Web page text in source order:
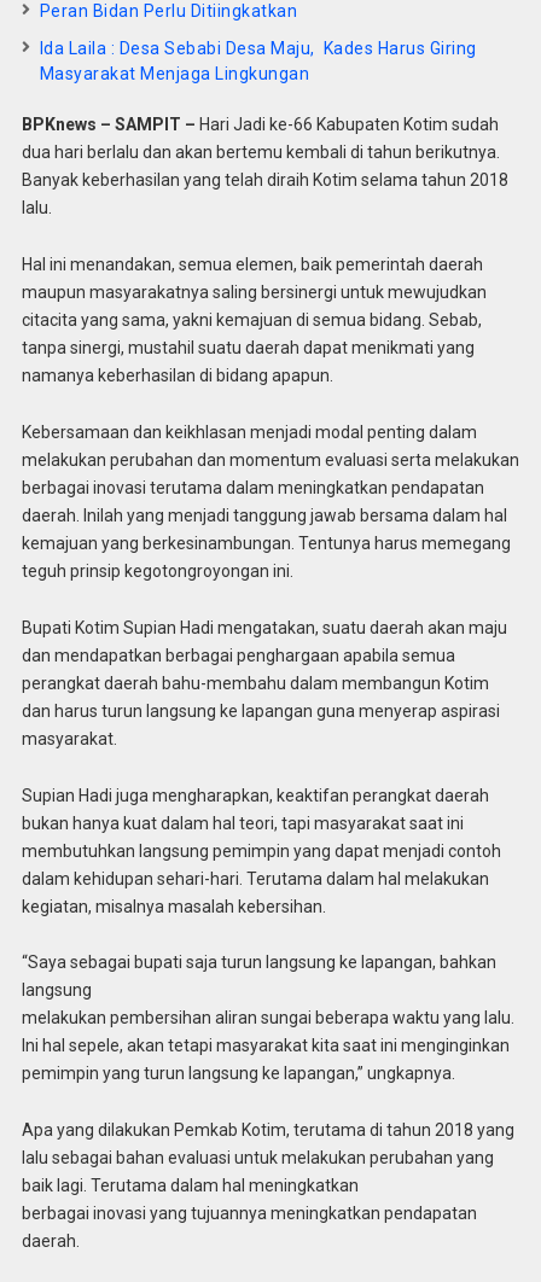
Peran Bidan Perlu Ditiingkatkan
Ida Laila : Desa Sebabi Desa Maju, Kades Harus Giring
Masyarakat Menjaga Lingkungan
BPKnews – SAMPIT – Hari Jadi ke-66 Kabupaten Kotim sudah
dua hari berlalu dan akan bertemu kembali di tahun berikutnya.
Banyak keberhasilan yang telah diraih Kotim selama tahun 2018
lalu.
Hal ini menandakan, semua elemen, baik pemerintah daerah
maupun masyarakatnya saling bersinergi untuk mewujudkan
citacita yang sama, yakni kemajuan di semua bidang. Sebab,
tanpa sinergi, mustahil suatu daerah dapat menikmati yang
namanya keberhasilan di bidang apapun.
Kebersamaan dan keikhlasan menjadi modal penting dalam
melakukan perubahan dan momentum evaluasi serta melakukan
berbagai inovasi terutama dalam meningkatkan pendapatan
daerah. Inilah yang menjadi tanggung jawab bersama dalam hal
kemajuan yang berkesinambungan. Tentunya harus memegang
teguh prinsip kegotongroyongan ini.
Bupati Kotim Supian Hadi mengatakan, suatu daerah akan maju
dan mendapatkan berbagai penghargaan apabila semua
perangkat daerah bahu-membahu dalam membangun Kotim
dan harus turun langsung ke lapangan guna menyerap aspirasi
masyarakat.
Supian Hadi juga mengharapkan, keaktifan perangkat daerah
bukan hanya kuat dalam hal teori, tapi masyarakat saat ini
membutuhkan langsung pemimpin yang dapat menjadi contoh
dalam kehidupan sehari-hari. Terutama dalam hal melakukan
kegiatan, misalnya masalah kebersihan.
“Saya sebagai bupati saja turun langsung ke lapangan, bahkan
langsung
melakukan pembersihan aliran sungai beberapa waktu yang lalu.
Ini hal sepele, akan tetapi masyarakat kita saat ini menginginkan
pemimpin yang turun langsung ke lapangan,” ungkapnya.
Apa yang dilakukan Pemkab Kotim, terutama di tahun 2018 yang
lalu sebagai bahan evaluasi untuk melakukan perubahan yang
baik lagi. Terutama dalam hal meningkatkan
berbagai inovasi yang tujuannya meningkatkan pendapatan
daerah.